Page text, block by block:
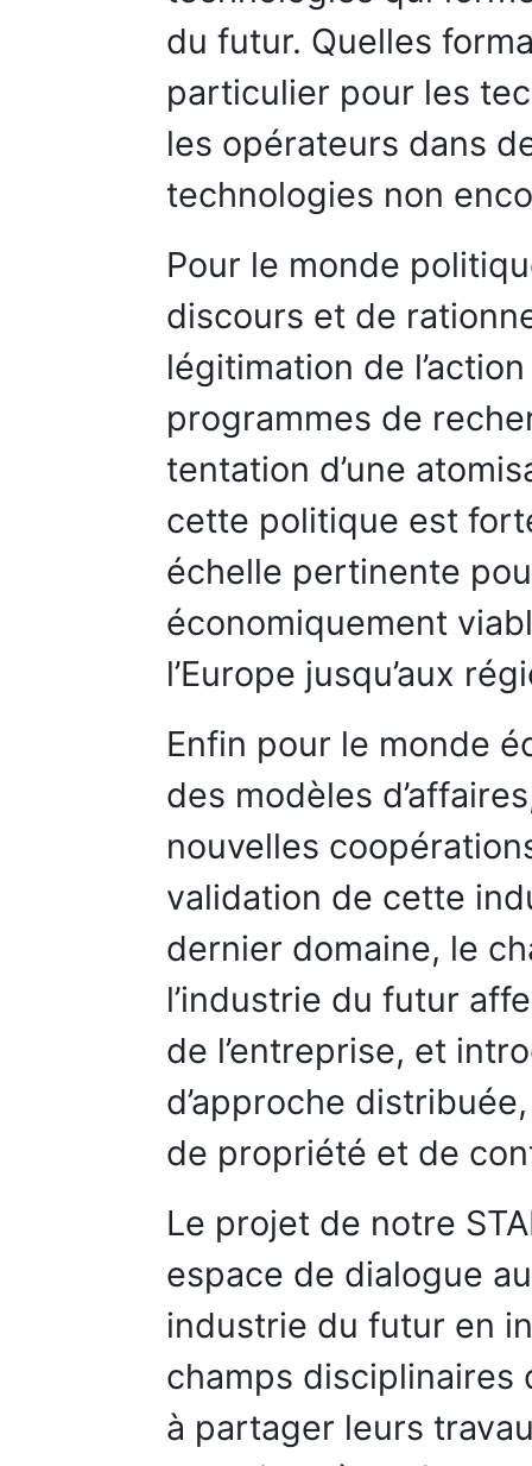
du futur. Quelles
particulier pour les
les opérateurs dans
technologies non
Pour le monde
discours et de
légitimation de
programmes de
tentation d’une
cette politique est
échelle pertinente
économiquement
l’Europe jusqu’aux
Enfin pour le monde
des modèles
nouvelles
validation de cette
dernier domaine, le
l’industrie du futur
de l’entreprise, et
d’approche
de propriété et de
Le projet de notre
espace de dialogue
industrie du futur en
champs disciplinaires
à partager leurs